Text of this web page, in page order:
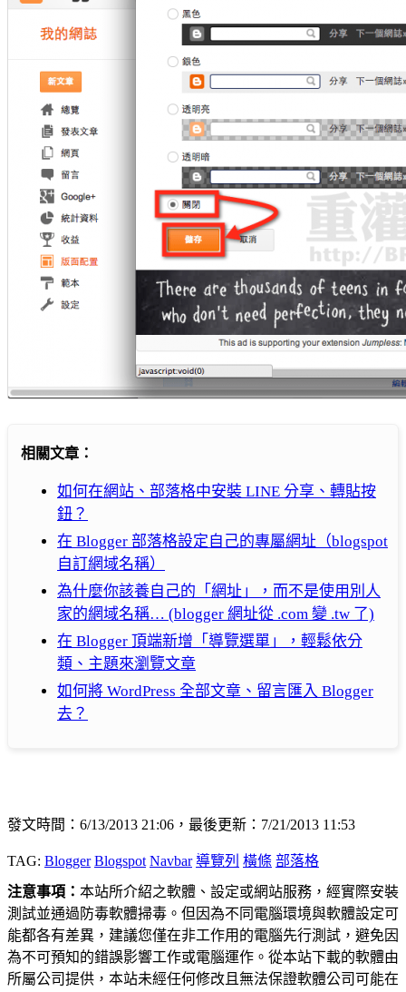
相關文章：
如何在網站、部落格中安裝 LINE 分享、轉貼按
鈕？
在 Blogger 部落格設定自己的專屬網址（blogspot
自訂網域名稱）
為什麼你該養自己的「網址」，而不是使用別人
家的網域名稱… (blogger 網址從 .com 變 .tw 了)
在 Blogger 頂端新增「導覽選單」，輕鬆依分
類、主題來瀏覽文章
如何將 WordPress 全部文章、留言匯入 Blogger
去？
發文時間：6/13/2013 21:06，最後更新：7/21/2013 11:53
TAG: Blogger Blogspot Navbar 導覽列 橫條 部落格
注意事項： 本站所介紹之軟體、設定或網站服務，經實際安裝
測試並通過防毒軟體掃毒。但因為不同電腦環境與軟體設定可
能都各有差異，建議您僅在非工作用的電腦先行測試，避免因
為不可預知的錯誤影響工作或電腦運作。從本站下載的軟體由
所屬公司提供，本站未經任何修改且無法保證軟體公司可能在